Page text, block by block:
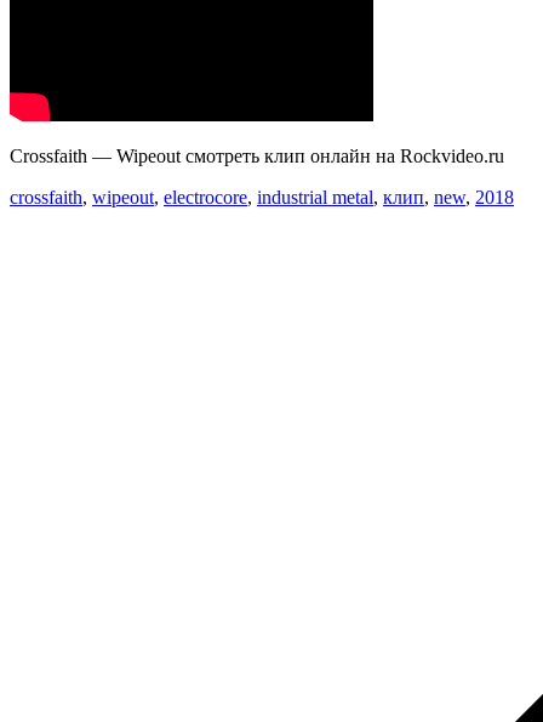
Crossfaith — Wipeout смотреть клип онлайн на Rockvideo.ru
crossfaith, wipeout, electrocore, industrial metal, клип, new, 2018